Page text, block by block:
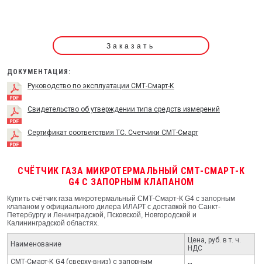
Заказать
ДОКУМЕНТАЦИЯ:
Руководство по эксплуатации СМТ-Смарт-К
Свидетельство об утверждении типа средств измерений
Сертификат соответствия ТС. Счетчики СМТ-Смарт
СЧЁТЧИК ГАЗА МИКРОТЕРМАЛЬНЫЙ СМТ-СМАРТ-К
G4 С ЗАПОРНЫМ КЛАПАНОМ
Купить счётчик газа микротермальный СМТ-Смарт-К G4 с запорным
клапаном у официального дилера ИЛАРТ с доставкой по Санкт-
Петербургу и Ленинградской, Псковской, Новгородской и
Калининградской областях.
Наименование
Цена, руб. в т. ч.
НДС
СМТ-Смарт-К G4 (сверху-вниз) с запорным